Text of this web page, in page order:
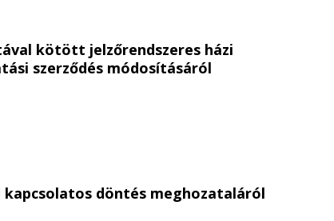
kötött jelzőrendszeres házi
szerződés módosításáról
döntés meghozataláról